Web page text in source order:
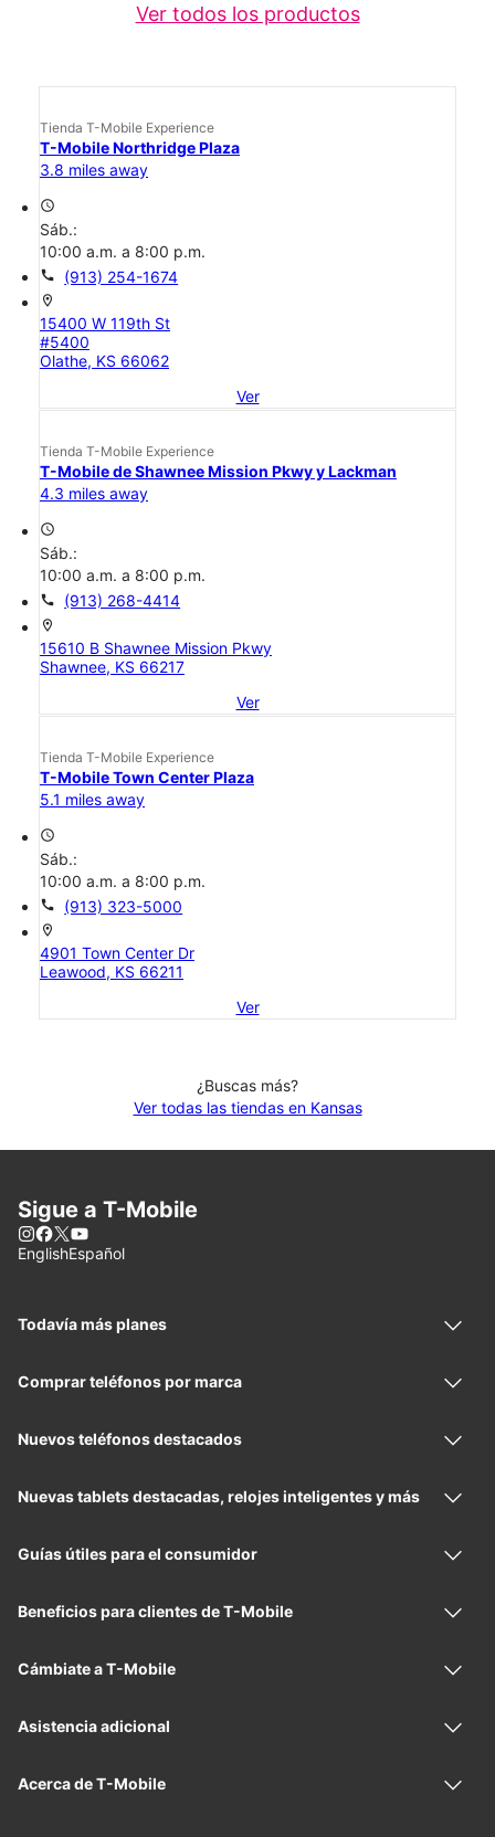
Ver todos los productos
Tienda T-Mobile Experience
T-Mobile Northridge Plaza
3.8 miles away
access_time
Sáb.:
10:00 a.m. a 8:00 p.m.
call (913) 254-1674
location_on
15400 W 119th St
#5400
Olathe, KS 66062
Ver
Tienda T-Mobile Experience
T-Mobile de Shawnee Mission Pkwy y Lackman
4.3 miles away
access_time
Sáb.:
10:00 a.m. a 8:00 p.m.
call (913) 268-4414
location_on
15610 B Shawnee Mission Pkwy
Shawnee, KS 66217
Ver
Tienda T-Mobile Experience
T-Mobile Town Center Plaza
5.1 miles away
access_time
Sáb.:
10:00 a.m. a 8:00 p.m.
call (913) 323-5000
location_on
4901 Town Center Dr
Leawood, KS 66211
Ver
¿Buscas más?
Ver todas las tiendas en Kansas